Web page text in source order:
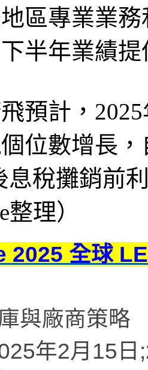
區專業業
半年業績
預計，
位數增長
息稅攤銷前
整理）
全球
與廠商策略
年2月15